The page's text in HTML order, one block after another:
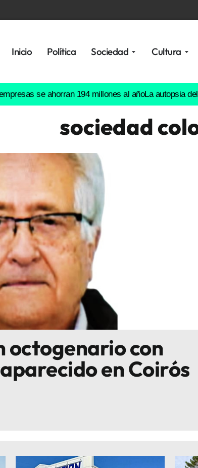
Inicio Política Sociedad Cultura
se ahorran 194 millones al añoLa autopsia del
sociedad
octogenario con
en Coirós